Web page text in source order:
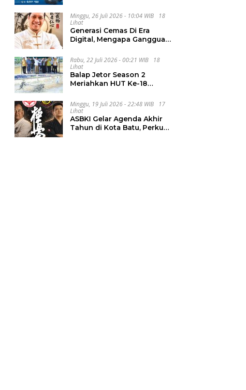
Minggu, 26 Juli 2026 - 10:04 WIB
18
Lihat
Generasi Cemas Di Era
Digital, Mengapa Gangguan
Meningkat
Rabu, 22 Juli 2026 - 00:21 WIB
18
Lihat
Balap Jetor Season 2
Meriahkan HUT Ke-18
Generasi Muda Majukan
Pertanian
Minggu, 19 Juli 2026 - 22:48 WIB
17
Lihat
ASBKI Gelar Agenda Akhir
Tahun di Kota Batu, Perkuat